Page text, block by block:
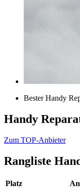
Bester Handy
Handy
Zum TOP-Anbieter
Rangliste
Platz